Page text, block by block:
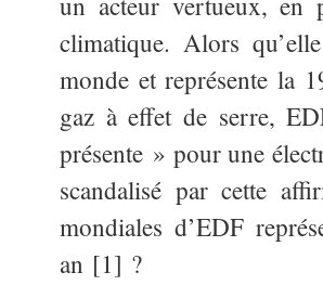
climatique. Alors
monde et représente la
gaz à effet de serre,
présente » pour une
scandalisé par cette
mondiales d’EDF
an [1] ?